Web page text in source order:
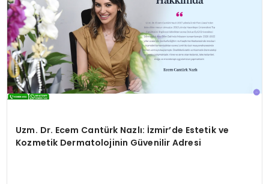
YAŞAM
Uzm. Dr. Ecem Cantürk Nazlı: İzmir’de Estetik ve
Kozmetik Dermatolojinin Güvenilir Adresi